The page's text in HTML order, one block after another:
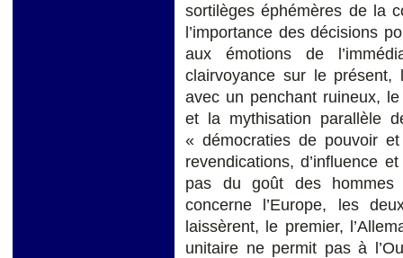
sortilèges éphémères de la
l’importance des décisions
aux émotions de
clairvoyance sur le présent,
avec un penchant ruineux,
et la mythisation parallèle
« démocraties de pouvoir
revendications, d’influence
pas du goût des hommes
concerne l’Europe, les
laissèrent, le premier,
unitaire ne permit pas à